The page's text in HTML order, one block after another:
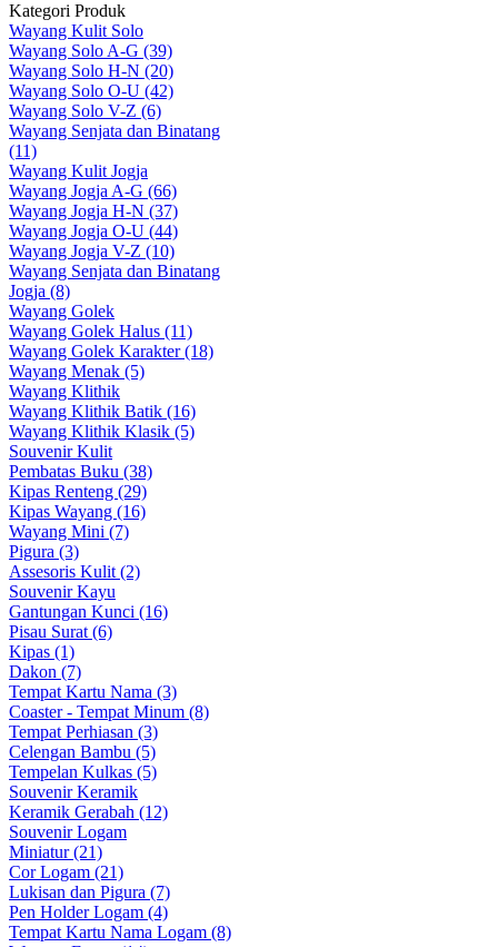
Kategori Produk
Wayang Kulit Solo
Wayang Solo A-G (39)
Wayang Solo H-N (20)
Wayang Solo O-U (42)
Wayang Solo V-Z (6)
Wayang Senjata dan Binatang
(11)
Wayang Kulit Jogja
Wayang Jogja A-G (66)
Wayang Jogja H-N (37)
Wayang Jogja O-U (44)
Wayang Jogja V-Z (10)
Wayang Senjata dan Binatang
Jogja (8)
Wayang Golek
Wayang Golek Halus (11)
Wayang Golek Karakter (18)
Wayang Menak (5)
Wayang Klithik
Wayang Klithik Batik (16)
Wayang Klithik Klasik (5)
Souvenir Kulit
Pembatas Buku (38)
Kipas Renteng (29)
Kipas Wayang (16)
Wayang Mini (7)
Pigura (3)
Assesoris Kulit (2)
Souvenir Kayu
Gantungan Kunci (16)
Pisau Surat (6)
Kipas (1)
Dakon (7)
Tempat Kartu Nama (3)
Coaster - Tempat Minum (8)
Tempat Perhiasan (3)
Celengan Bambu (5)
Tempelan Kulkas (5)
Souvenir Keramik
Keramik Gerabah (12)
Souvenir Logam
Miniatur (21)
Cor Logam (21)
Lukisan dan Pigura (7)
Pen Holder Logam (4)
Tempat Kartu Nama Logam (8)